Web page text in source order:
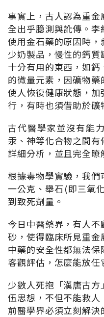
事實上，古人認為重
全出乎臆測與訛傳。
使用金石藥的原因時
少奶製品，慢性的鈣
十分有用的東西，如
的微量元素，因礦物
使人恢復健康狀態，
行，有時也須借助於礦
古代醫學家並沒有能
汞、神等化合物之間
詳細分析，並且完全瞭
根據毒物學實驗，我
一公克、舉石(即三氧
到致死劑量。
今日中醫藥界，有人
砂，使得臨床所見重
中藥的安全性都無法
客觀評估，怎麼能放任
少數人死抱「漢唐古
伍思想，不但不能救
前醫學界必須立刻解決